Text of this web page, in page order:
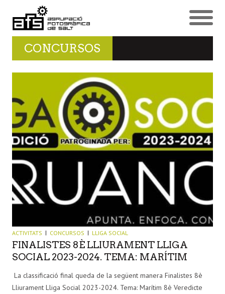
CONCURSOS
ACTIVITATS CONCURSOS LLIGA SOCIAL
FINALISTES 8È LLIURAMENT LLIGA
SOCIAL 2023-2024. TEMA: MARÍTIM
La classificació final queda de la següent manera Finalistes 8è
Lliurament Lliga Social 2023-2024. Tema: Marítim 8è Veredicte